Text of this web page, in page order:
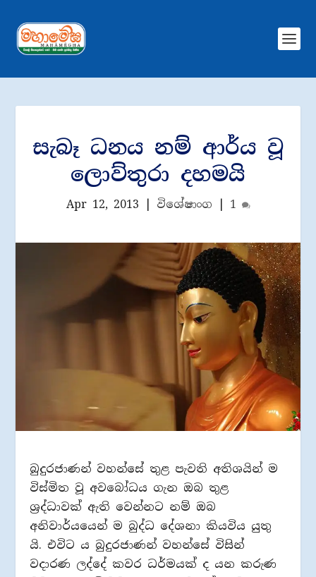
සැබෑ ධනය නම් ආර්ය වූ
ලොව්තුරා දහමයි
Apr 12, 2013 විශේෂාංග 1
බුදුරජාණන් වහන්සේ තුළ පැවති අතිශයින් ම
විස්මිත වූ අවබෝධය ගැන ඔබ තුළ
ශ‍්‍රද්ධාවක් ඇති වෙන්නට නම් ඔබ
අනිවාර්යයෙන් ම බුද්ධ දේශනා කියවිය යුතු
යි. එවිට ය බුදුරජාණන් වහන්සේ විසින්
වදාරණ ලද්දේ කවර ධර්මයක් ද යන කරුණ